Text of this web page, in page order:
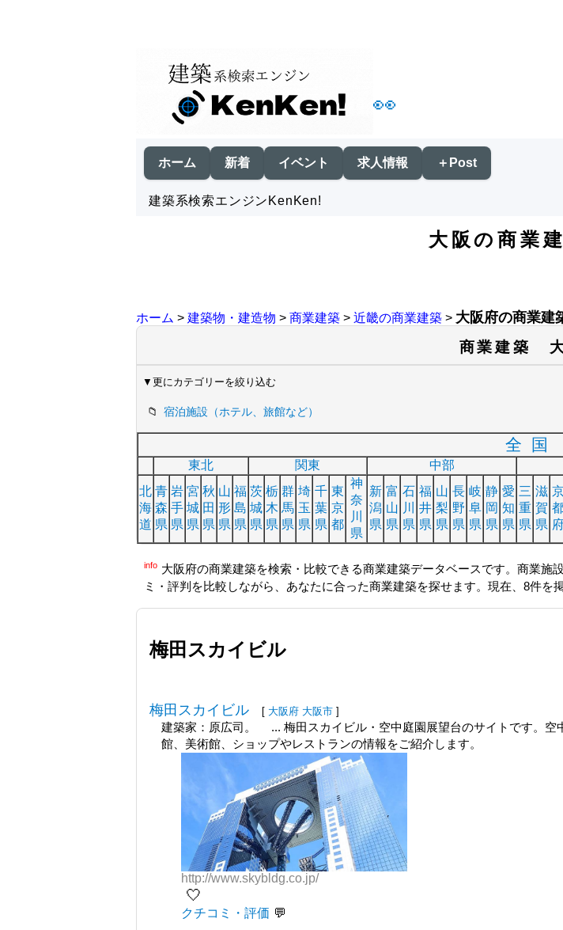
👀
ホーム 新着 イベント 求人情報 ＋Post
建築系検索エンジンKenKen!
大阪の商業
ホーム > 建築物・建造物 > 商業建築 > 近畿の商業建築 > 大阪府の商業建
商業建築
▼更にカテゴリーを絞り込む
宿泊施設（ホテル、旅館など）
全国
東北 関東 中部
北
海
道
青
森
県
岩
手
県
宮
城
県
秋
田
県
山
形
県
福
島
県
茨
城
県
栃
木
県
群
馬
県
埼
玉
県
千
葉
県
東
京
都
神
奈
川
県
新
潟
県
富
山
県
石
川
県
福
井
県
山
梨
県
長
野
県
岐
阜
県
静
岡
県
愛
知
県
三
重
県
滋
賀
県
info 大阪府の商業建築を検索・比較できる商業建築データベースです。商業施
ミ・評判を比較しながら、あなたに合った商業建築を探せます。現在、8件を
梅田スカイビル
梅田スカイビル [ 大阪府 大阪市 ]
建築家：原広司。 ... 梅田スカイビル・空中庭園展望台のサイトです。空
館、美術館、ショップやレストランの情報をご紹介します。
http://www.skybldg.co.jp/
🤍
クチコミ・評価